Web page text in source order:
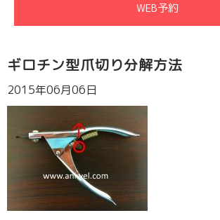
WEB予約
ギロチン型爪切り分解方法
2015年06月06日